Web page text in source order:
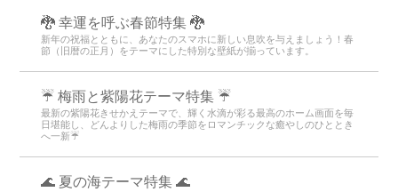
🐉 幸運を呼ぶ春節特集 🐉
新年の祝福とともに、あなたのスマホに新しい息吹を与えましょう！春
節（旧暦の正月）をテーマにした特別な壁紙が揃っています。
☔ 梅雨と紫陽花テーマ特集 ☔
最新の紫陽花きせかえテーマで、輝く水滴が彩る最高のホーム画面を毎
日堪能し、どんよりした梅雨の季節をロマンチックな癒やしのひととき
へ一新☔
🌊 夏の海テーマ特集 🌊